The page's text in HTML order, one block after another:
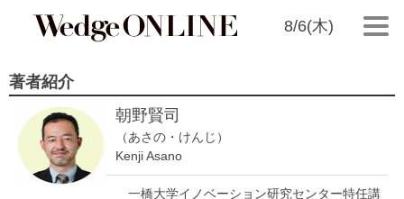
8/6(木)
著者紹介
朝野賢司
（あさの・けんじ）
Kenji Asano
一橋大学イノベーション研究センター特任講